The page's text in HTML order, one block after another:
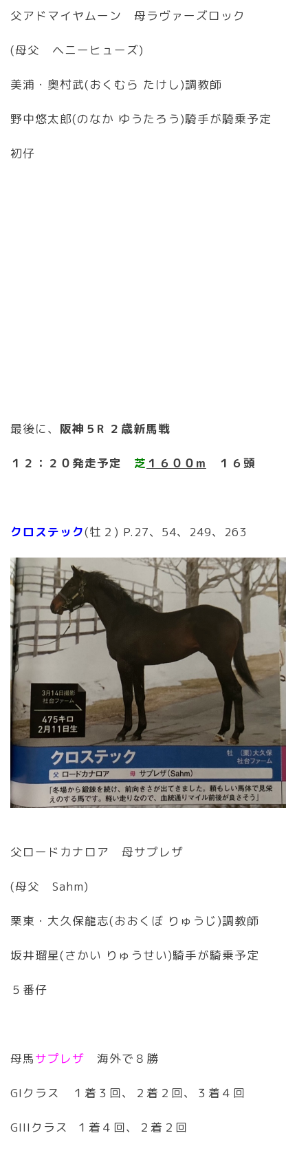
父アドマイヤムーン 母ラヴァーズロック
(母父 ヘニーヒューズ)
美浦・奥村武(おくむら たけし)調教師
野中悠太郎(のなか ゆうたろう)騎手が騎乗予定
初仔
最後に、 阪神５R ２歳新馬戦
１２：２０発走予定 芝 １６００m １６頭
クロステック(牡２) P.27、54、249、263
父ロードカナロア 母サプレザ
(母父 Sahm)
栗東・大久保龍志(おおくぼ りゅうじ)調教師
坂井瑠星(さかい りゅうせい)騎手が騎乗予定
５番仔
母馬サプレザ 海外で８勝
GIクラス １着３回、２着２回、３着４回
GIIIクラス １着４回、２着２回